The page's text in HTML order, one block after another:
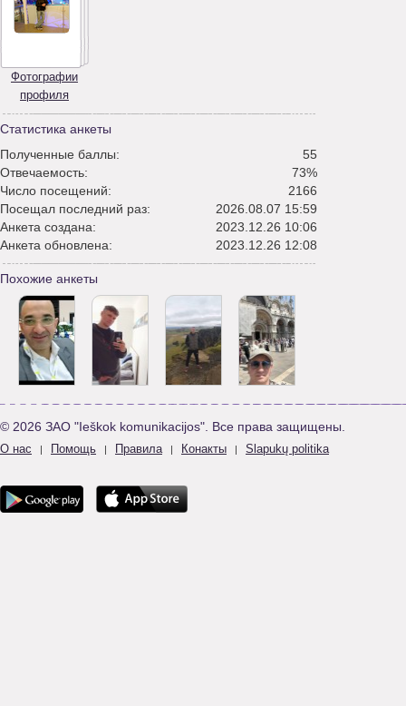
Фотографии
профиля
Статистика анкеты
Полученные баллы:
55
Отвечаемость:
73%
Число посещений:
2166
Посещал последний раз:
2026.08.07 15:59
Анкета создана:
2023.12.26 10:06
Анкета обновлена:
2023.12.26 12:08
Похожие анкеты
© 2026 ЗАО "Ieškok komunikacijos". Все права защищены.
О нас | Помощь | Правила | Конакты | Slapukų politika